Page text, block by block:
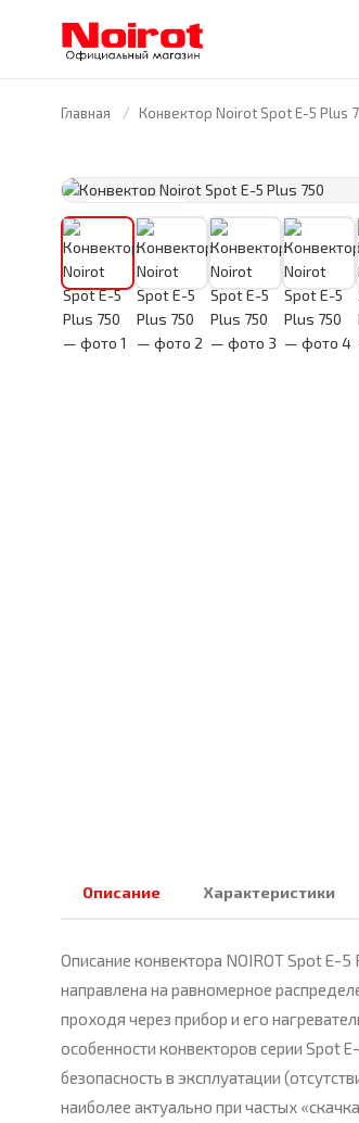
Главная Конвектор Noirot Spot E-5 Plus
FRANCE · 1946
Описание Характеристики
Описание конвектора NOIROT Spot
направлена на равномерное
проходя через прибор и его
особенности конвекторов серии Spot
безопасность в эксплуатации
наиболее актуально при частых